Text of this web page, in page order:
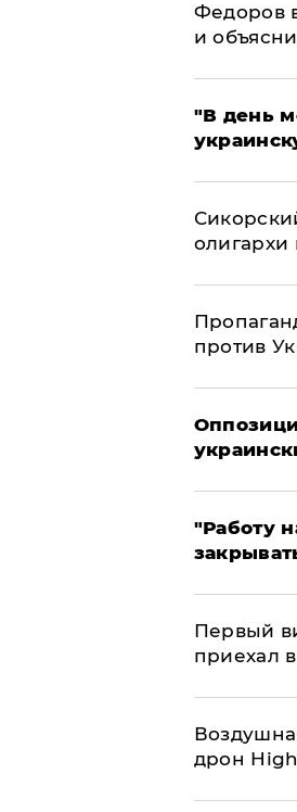
Федоров
и
​"В день
олигархи
против
"Работу
Первый
приехал
дрон